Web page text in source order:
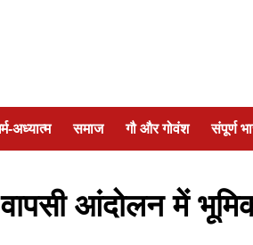
अध्यात्म समाज गौ और गोवंश संपूर्ण
वापसी आंदोलन में